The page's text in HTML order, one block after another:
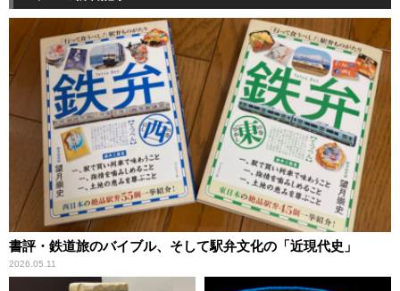
書評・鉄道旅のバイブル、そして駅弁文化の「近現代史」
2026.05.11